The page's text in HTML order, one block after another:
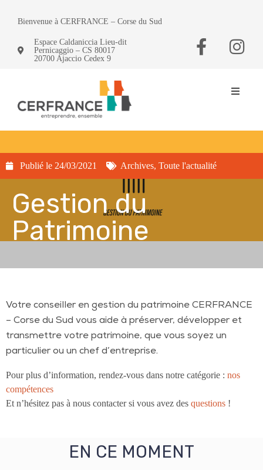
Bienvenue à CERFRANCE – Corse du Sud
Espace Caldaniccia Lieu-dit
Pernicaggio – CS 80017
20700 Ajaccio Cedex 9
Publié le 24/03/2021 Archives, Toute l'actualité
Gestion du
Patrimoine
Votre conseiller en gestion du patrimoine CERFRANCE
– Corse du Sud vous aide à préserver, développer et
transmettre votre patrimoine, que vous soyez un
particulier ou un chef d’entreprise.
Pour plus d’information, rendez-vous dans notre catégorie : nos
compétences
Et n’hésitez pas à nous contacter si vous avez des questions !
EN CE MOMENT